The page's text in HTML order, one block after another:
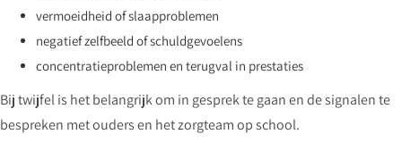
vermoeidheid of slaapproblemen
negatief zelfbeeld of schuldgevoelens
concentratieproblemen en terugval in prestaties
Bij twijfel is het belangrijk om in gesprek te gaan en de signalen te
bespreken met ouders en het zorgteam op school.